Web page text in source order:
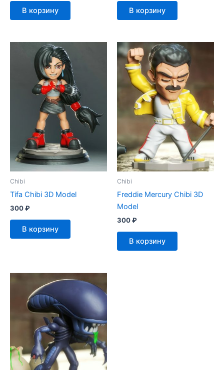
В корзину В корзину
Chibi
Tifa Chibi 3D Model
300₽
В корзину
Chibi
Freddie Mercury Chibi 3D
Model
300₽
В корзину